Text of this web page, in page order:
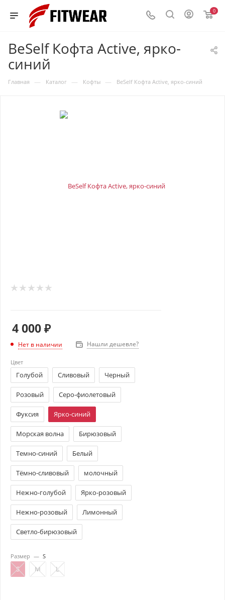
0
BeSelf Кофта Active, ярко-
синий
Главная — Каталог — Кофты — BeSelf Кофта Active, ярко-синий
4 000₽
Нет в наличии Нашли дешевле?
Цвет
Голубой Сливовый Черный
Розовый Серо-фиолетовый
Фуксия Ярко-синий
Морская волна Бирюзовый
Темно-синий Белый
Тёмно-сливовый молочный
Нежно-голубой Ярко-розовый
Нежно-розовый Лимонный
Светло-бирюзовый
Размер — S
S M L